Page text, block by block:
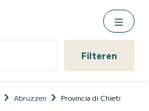
Filteren
Abruzzen Provincia di Chieti